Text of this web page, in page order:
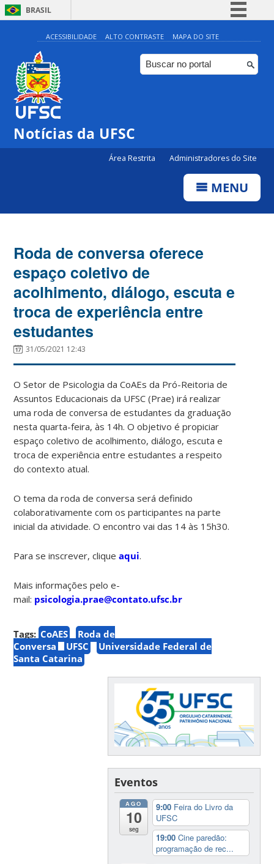
BRASIL
Simplifique!
Comunica BR
Participe
ACESSIBILIDADE ALTO CONTRASTE MAPA DO SITE
Notícias da UFSC
Área Restrita Administradores do Site
MENU
Roda de conversa oferece
espaço coletivo de
acolhimento, diálogo, escuta e
troca de experiência entre
estudantes
31/05/2021 12:43
O Setor de Psicologia da CoAEs da Pró-Reitoria de
Assuntos Educacionais da UFSC (Prae) irá realizar
uma roda de conversa de estudantes da graduação
nesta quarta-feira, às 14h. O objetivo é propiciar
espaço coletivo de acolhimento, diálogo, escuta e
troca de experiência entre estudantes a respeito
do contexto atual.
O tema da roda de conversa será definido
colaborativamente com os participantes na parte
inicial da atividade. O encontro vai das 14 às 15h30.
Para se inscrever, cliqueaqui.
Mais informações pelo e-
mail: psicologia.prae@contato.ufsc.br
Tags: CoAES
Roda de
Conversa
UFSC
Universidade Federal de
Santa Catarina
Eventos
AGO
10
seg
9:00 Feira do Livro da
UFSC
19:00Cine paredão:
programação de rec...